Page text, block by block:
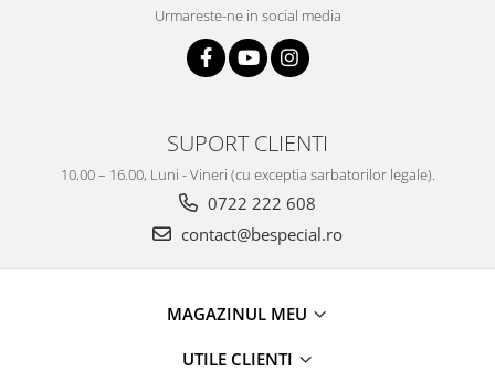
Urmareste-ne in social media
SUPORT CLIENTI
10.00 – 16.00, Luni - Vineri (cu exceptia sarbatorilor legale).
0722 222 608
contact@bespecial.ro
MAGAZINUL MEU
UTILE CLIENTI